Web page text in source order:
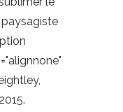
paysagiste